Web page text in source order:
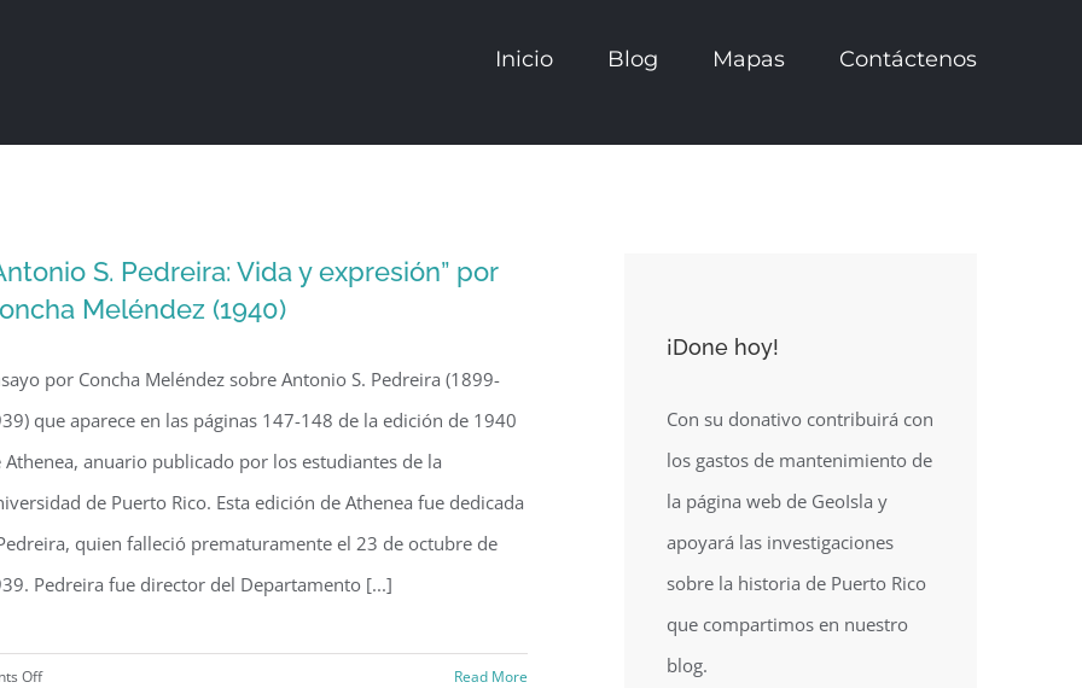
Inicio Blog Mapas Contáctenos
S. Pedreira: Vida y expresión” por
Meléndez (1940)
por Concha Meléndez sobre Antonio S. Pedreira (1899-
que aparece en las páginas 147-148 de la edición de 1940
Athenea, anuario publicado por los estudiantes de la
de Puerto Rico. Esta edición de Athenea fue dedicada
quien falleció prematuramente el 23 de octubre de
Pedreira fue director del Departamento [...]
Offon
Read More
¡Done hoy!
Con su donativo contribuirá con
los gastos de mantenimiento de
la página web de GeoIsla y
apoyará las investigaciones
sobre la historia de Puerto Rico
que compartimos en nuestro
blog.